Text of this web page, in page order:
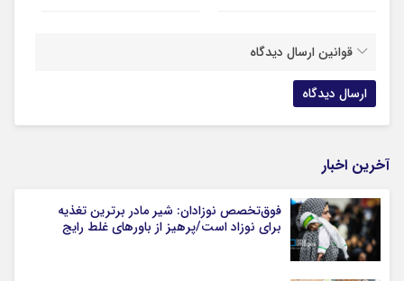
قوانین ارسال دیدگاه
آخرین اخبار
فوق‌تخصص نوزادان: شیر مادر برترین تغذیه
برای نوزاد است/پرهیز از باورهای غلط رایج